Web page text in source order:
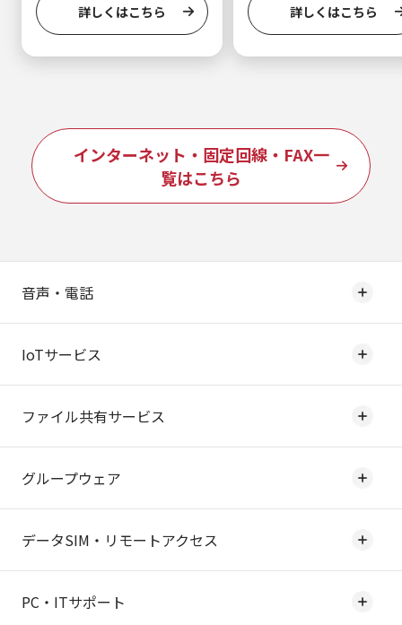
詳しくはこちら 詳しくはこちら
インターネット・固定回線・FAX一
覧はこちら
音声・電話
IoTサービス
ファイル共有サービス
グループウェア
データSIM・リモートアクセス
PC・ITサポート